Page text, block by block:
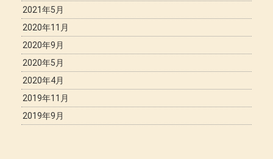
2021年5月
2020年11月
2020年9月
2020年5月
2020年4月
2019年11月
2019年9月